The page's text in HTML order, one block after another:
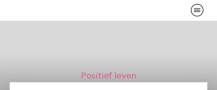
Positief leven